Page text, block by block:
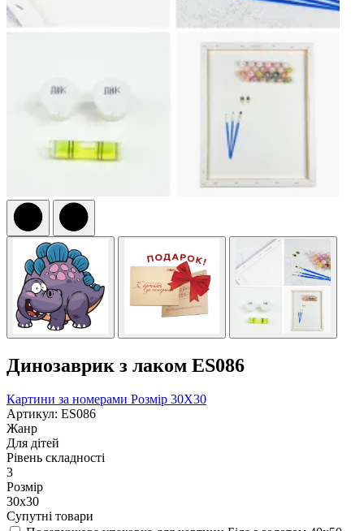
Динозаврик з лаком ES086
Картини за номерами Розмір 30Х30
Артикул: ES086
Жанр
Для дітей
Рівень складності
3
Розмір
30х30
Супутні товари